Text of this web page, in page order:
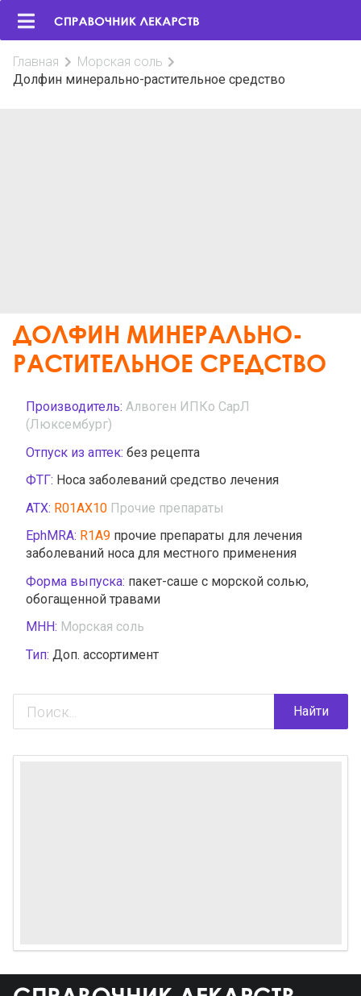
Главная
Морская соль
Долфин минерально-растительное средство
ДОЛФИН МИНЕРАЛЬНО-
РАСТИТЕЛЬНОЕ СРЕДСТВО
Производитель: Алвоген ИПКо СарЛ
(Люксембург)
Отпуск из аптек: без рецепта
ФТГ: Носа заболеваний средство лечения
АТХ: R01AX10 Прочие препараты
EphMRA: R1A9 прочие препараты для лечения
заболеваний носа для местного применения
Форма выпуска: пакет-саше с морской солью,
обогащенной травами
МНН: Морская соль
Тип: Доп. ассортимент
Найти